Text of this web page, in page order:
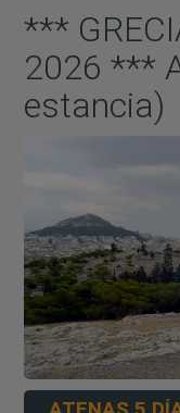
***
2026 ***
estancia)